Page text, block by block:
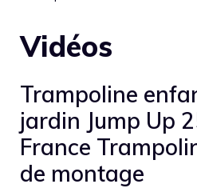
Vidéos
Trampoline
jardin Jump Up
France
de montage